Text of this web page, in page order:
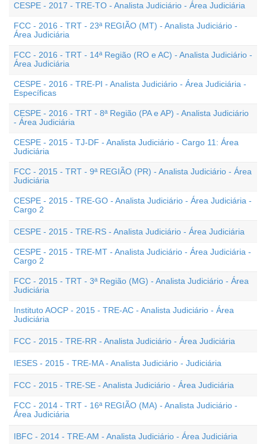
CESPE - 2017 - TRE-TO - Analista Judiciário - Área Judiciária
FCC - 2016 - TRT - 23ª REGIÃO (MT) - Analista Judiciário -
Área Judiciária
FCC - 2016 - TRT - 14ª Região (RO e AC) - Analista Judiciário -
Área Judiciária
CESPE - 2016 - TRE-PI - Analista Judiciário - Área Judiciária -
Específicas
CESPE - 2016 - TRT - 8ª Região (PA e AP) - Analista Judiciário
- Área Judiciária
CESPE - 2015 - TJ-DF - Analista Judiciário - Cargo 11: Área
Judiciária
FCC - 2015 - TRT - 9ª REGIÃO (PR) - Analista Judiciário - Área
Judiciária
CESPE - 2015 - TRE-GO - Analista Judiciário - Área Judiciária -
Cargo 2
CESPE - 2015 - TRE-RS - Analista Judiciário - Área Judiciária
CESPE - 2015 - TRE-MT - Analista Judiciário - Área Judiciária -
Cargo 2
FCC - 2015 - TRT - 3ª Região (MG) - Analista Judiciário - Área
Judiciária
Instituto AOCP - 2015 - TRE-AC - Analista Judiciário - Área
Judiciária
FCC - 2015 - TRE-RR - Analista Judiciário - Área Judiciária
IESES - 2015 - TRE-MA - Analista Judiciário - Judiciária
FCC - 2015 - TRE-SE - Analista Judiciário - Área Judiciária
FCC - 2014 - TRT - 16ª REGIÃO (MA) - Analista Judiciário -
Área Judiciária
IBFC - 2014 - TRE-AM - Analista Judiciário - Área Judiciária